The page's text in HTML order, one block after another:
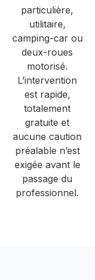
particulière,
utilitaire,
camping-car ou
deux-roues
motorisé.
L’intervention
est rapide,
totalement
gratuite et
aucune caution
préalable n’est
exigée avant le
passage du
professionnel.